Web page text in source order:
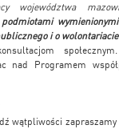
województwa
podmiotami
i o wolontariacie
nad Programem
wątpliwości